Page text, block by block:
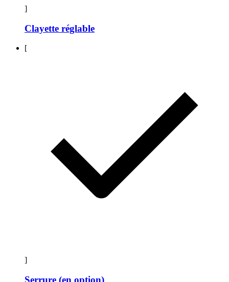
]
Clayette réglable
[
]
Serrure (en option)